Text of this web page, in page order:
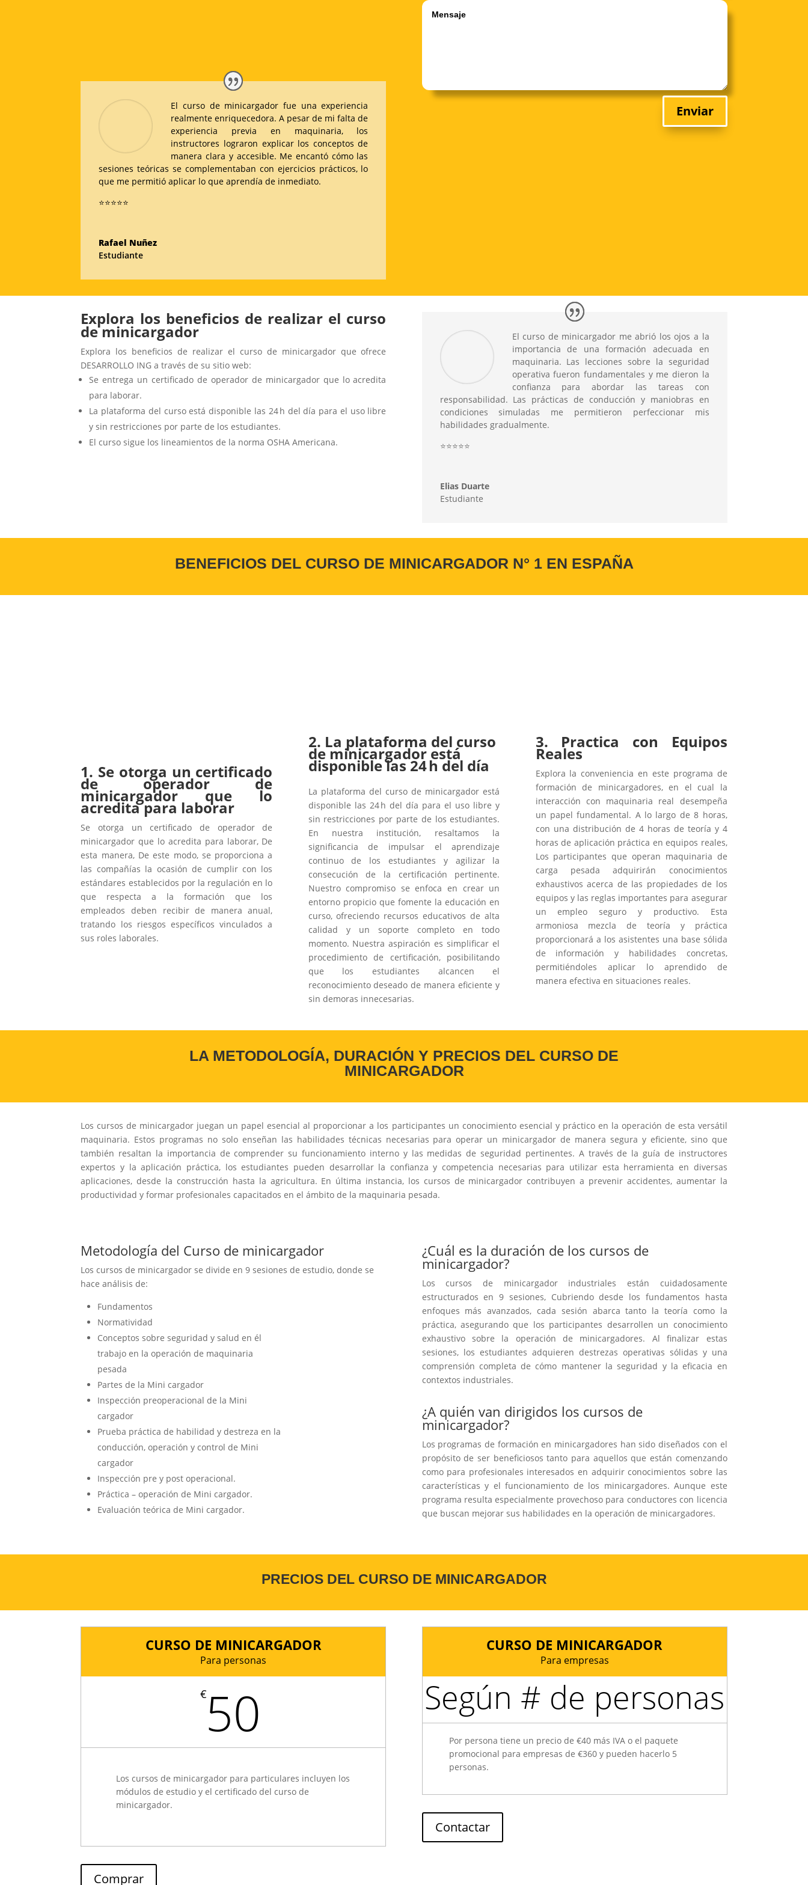
El curso de minicargador fue una experiencia
realmente enriquecedora. A pesar de mi falta de
experiencia previa en maquinaria, los
instructores lograron explicar los conceptos de
manera clara y accesible. Me encantó cómo las
sesiones teóricas se complementaban con ejercicios prácticos, lo
que me permitió aplicar lo que aprendía de inmediato.
⭐⭐⭐⭐⭐
Rafael Nuñez
Estudiante
Enviar
Explora los beneficios de realizar el curso
de minicargador
Explora los beneficios de realizar el curso de minicargador que ofrece
DESARROLLO ING a través de su sitio web:
Se entrega un certificado de operador de minicargador que lo acredita
para laborar.
La plataforma del curso está disponible las 24 h del día para el uso libre
y sin restricciones por parte de los estudiantes.
El curso sigue los lineamientos de la norma OSHA Americana.
El curso de minicargador me abrió los ojos a la
importancia de una formación adecuada en
maquinaria. Las lecciones sobre la seguridad
operativa fueron fundamentales y me dieron la
confianza para abordar las tareas con
responsabilidad. Las prácticas de conducción y maniobras en
condiciones simuladas me permitieron perfeccionar mis
habilidades gradualmente.
⭐⭐⭐⭐⭐
Elias Duarte
Estudiante
BENEFICIOS DEL CURSO DE MINICARGADOR N° 1 EN ESPAÑA
1. Se otorga un certificado
de operador de
minicargador que lo
acredita para laborar
Se otorga un certificado de operador de
minicargador que lo acredita para laborar, De
esta manera, De este modo, se proporciona a
las compañías la ocasión de cumplir con los
estándares establecidos por la regulación en lo
que respecta a la formación que los
empleados deben recibir de manera anual,
tratando los riesgos específicos vinculados a
sus roles laborales.
2. La plataforma del curso
de minicargador está
disponible las 24 h del día
La plataforma del curso de minicargador está
disponible las 24 h del día para el uso libre y
sin restricciones por parte de los estudiantes.
En nuestra institución, resaltamos la
significancia de impulsar el aprendizaje
continuo de los estudiantes y agilizar la
consecución de la certificación pertinente.
Nuestro compromiso se enfoca en crear un
entorno propicio que fomente la educación en
curso, ofreciendo recursos educativos de alta
calidad y un soporte completo en todo
momento. Nuestra aspiración es simplificar el
procedimiento de certificación, posibilitando
que los estudiantes alcancen el
reconocimiento deseado de manera eficiente y
sin demoras innecesarias.
3. Practica con Equipos
Reales
Explora la conveniencia en este programa de
formación de minicargadores, en el cual la
interacción con maquinaria real desempeña
un papel fundamental. A lo largo de 8 horas,
con una distribución de 4 horas de teoría y 4
horas de aplicación práctica en equipos reales,
Los participantes que operan maquinaria de
carga pesada adquirirán conocimientos
exhaustivos acerca de las propiedades de los
equipos y las reglas importantes para asegurar
un empleo seguro y productivo. Esta
armoniosa mezcla de teoría y práctica
proporcionará a los asistentes una base sólida
de información y habilidades concretas,
permitiéndoles aplicar lo aprendido de
manera efectiva en situaciones reales.
LA METODOLOGÍA, DURACIÓN Y PRECIOS DEL CURSO DE
MINICARGADOR
Los cursos de minicargador juegan un papel esencial al proporcionar a los participantes un conocimiento esencial y práctico en la operación de esta versátil
maquinaria. Estos programas no solo enseñan las habilidades técnicas necesarias para operar un minicargador de manera segura y eficiente, sino que
también resaltan la importancia de comprender su funcionamiento interno y las medidas de seguridad pertinentes. A través de la guía de instructores
expertos y la aplicación práctica, los estudiantes pueden desarrollar la confianza y competencia necesarias para utilizar esta herramienta en diversas
aplicaciones, desde la construcción hasta la agricultura. En última instancia, los cursos de minicargador contribuyen a prevenir accidentes, aumentar la
productividad y formar profesionales capacitados en el ámbito de la maquinaria pesada.
Metodología del Curso de minicargador
Los cursos de minicargador se divide en 9 sesiones de estudio, donde se
hace análisis de:
Fundamentos
Normatividad
Conceptos sobre seguridad y salud en él
trabajo en la operación de maquinaria
pesada
Partes de la Mini cargador
Inspección preoperacional de la Mini
cargador
Prueba práctica de habilidad y destreza en la
conducción, operación y control de Mini
cargador
Inspección pre y post operacional.
Práctica – operación de Mini cargador.
Evaluación teórica de Mini cargador.
¿Cuál es la duración de los cursos de
minicargador?
Los cursos de minicargador industriales están cuidadosamente
estructurados en 9 sesiones, Cubriendo desde los fundamentos hasta
enfoques más avanzados, cada sesión abarca tanto la teoría como la
práctica, asegurando que los participantes desarrollen un conocimiento
exhaustivo sobre la operación de minicargadores. Al finalizar estas
sesiones, los estudiantes adquieren destrezas operativas sólidas y una
comprensión completa de cómo mantener la seguridad y la eficacia en
contextos industriales.
¿A quién van dirigidos los cursos de
minicargador?
Los programas de formación en minicargadores han sido diseñados con el
propósito de ser beneficiosos tanto para aquellos que están comenzando
como para profesionales interesados en adquirir conocimientos sobre las
características y el funcionamiento de los minicargadores. Aunque este
programa resulta especialmente provechoso para conductores con licencia
que buscan mejorar sus habilidades en la operación de minicargadores.
PRECIOS DEL CURSO DE MINICARGADOR
CURSO DE MINICARGADOR
Para personas
€50
Los cursos de minicargador para particulares incluyen los
módulos de estudio y el certificado del curso de
minicargador.
Comprar
CURSO DE MINICARGADOR
Para empresas
Según # de personas
Por persona tiene un precio de €40 más IVA o el paquete
promocional para empresas de €360 y pueden hacerlo 5
personas.
Contactar